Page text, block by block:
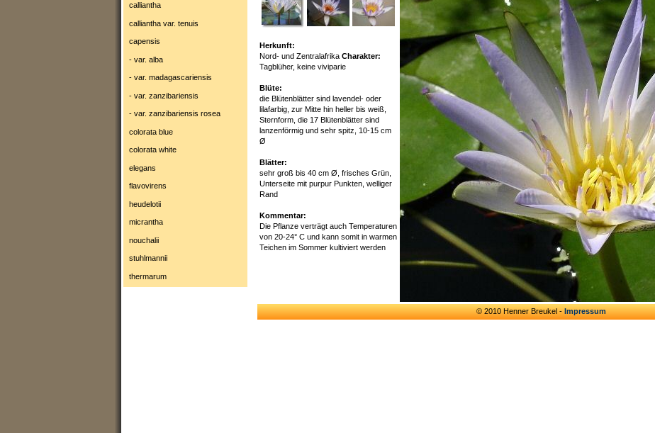
Herkunft:
Nord- und ZentralafrikaCharakter:
Tagblüher, keine viviparie
Blüte:
die Blütenblätter sind lavendel- oder
lilafarbig, zur Mitte hin heller bis weiß,
Sternform, die 17 Blütenblätter sind
lanzenförmig und sehr spitz, 10-15 cm
Ø
Blätter:
sehr groß bis 40 cm Ø, frisches Grün,
Unterseite mit purpur Punkten, welliger
Rand
Kommentar:
Die Pflanze verträgt auch Temperaturen
von 20-24° C und kann somit in warmen
Teichen im Sommer kultiviert werden
© 2010 Henner Breukel -Impressum
calliantha
calliantha var. tenuis
capensis
- var. alba
- var. madagascariensis
- var. zanzibariensis
- var. zanzibariensis rosea
colorata blue
colorata white
elegans
flavovirens
heudelotii
micrantha
nouchalii
stuhlmannii
thermarum